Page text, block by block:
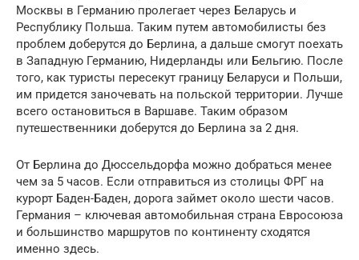
Москвы в Германию пролегает через Беларусь и
Республику Польша. Таким путем автомобилисты без
проблем доберутся до Берлина, а дальше смогут поехать
в Западную Германию, Нидерланды или Бельгию. После
того, как туристы пересекут границу Беларуси и Польши,
им придется заночевать на польской территории. Лучше
всего остановиться в Варшаве. Таким образом
путешественники доберутся до Берлина за 2 дня.
От Берлина до Дюссельдорфа можно добраться менее
чем за 5 часов. Если отправиться из столицы ФРГ на
курорт Баден-Баден, дорога займет около шести часов.
Германия – ключевая автомобильная страна Евросоюза
и большинство маршрутов по континенту сходятся
именно здесь.